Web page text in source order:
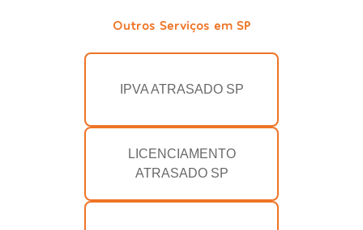
Outros Serviços em SP
IPVA ATRASADO SP
LICENCIAMENTO
ATRASADO SP